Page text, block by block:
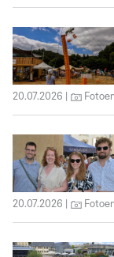
20.07.2026
20.07.2026